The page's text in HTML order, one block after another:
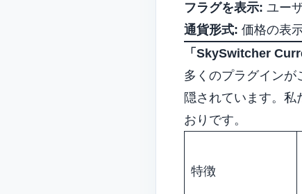
フラグを表示: ユー
通貨形式: 価格の表
「SkySwitcher
多くのプラグインが
隠されています。私
おりです。
特徴